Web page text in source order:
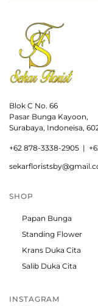
Blok C No. 66
Pasar Bunga Kayoon,
Surabaya, Indoneisa,
+62 878-3338-2905 |
SHOP
Papan Bunga
Standing Flower
Krans Duka Cita
Salib Duka Cita
INSTAGRAM